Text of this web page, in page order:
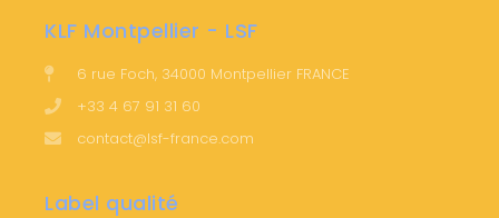
KLF Montpellier - LSF
6 rue Foch, 34000 Montpellier FRANCE
+33 4 67 91 31 60
contact@lsf-france.com
Label qualité